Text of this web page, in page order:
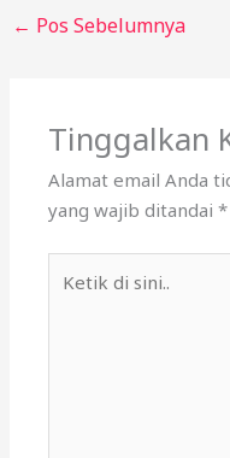
← Pos Sebelumnya
Tinggalkan
Alamat email Anda
yang wajib ditandai*